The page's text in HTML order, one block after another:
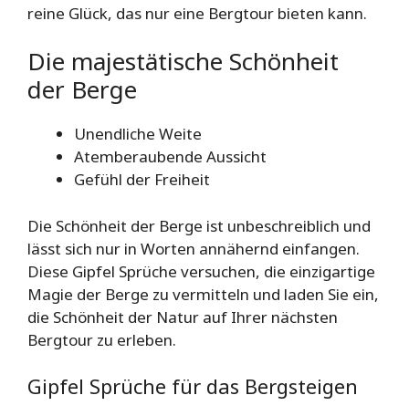
reine Glück, das nur eine Bergtour bieten kann.
Die majestätische Schönheit
der Berge
Unendliche Weite
Atemberaubende Aussicht
Gefühl der Freiheit
Die Schönheit der Berge ist unbeschreiblich und
lässt sich nur in Worten annähernd einfangen.
Diese Gipfel Sprüche versuchen, die einzigartige
Magie der Berge zu vermitteln und laden Sie ein,
die Schönheit der Natur auf Ihrer nächsten
Bergtour zu erleben.
Gipfel Sprüche für das Bergsteigen